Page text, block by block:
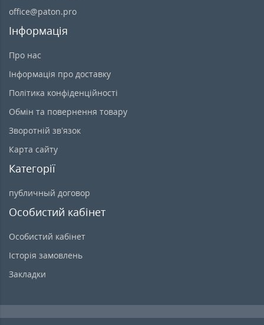
office@paton.pro
Інформація
Про нас
Інформація про доставку
Політика конфіденційності
Обмін та повернення товару
Зворотній зв’язок
Карта сайту
Категорії
публичный договор
Особистий кабінет
Особистий кабінет
Історія замовлень
Закладки